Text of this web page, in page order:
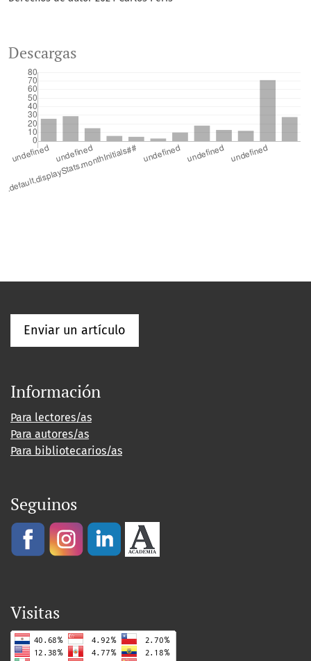
Descargas
Enviar un artículo
Información
Para lectores/as
Para autores/as
Para bibliotecarios/as
Seguinos
Visitas